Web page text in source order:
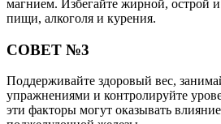
магнием. Избегайте жирной, острой
пищи, алкоголя и курения.
СОВЕТ №3
Поддерживайте здоровый вес,
упражнениями и контролируйте
эти факторы могут оказывать